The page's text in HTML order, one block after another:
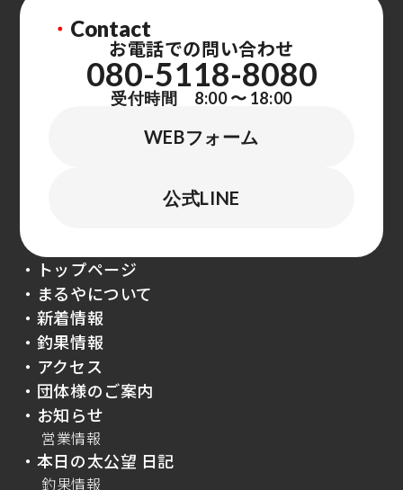
・ Contact
お電話での問い合わせ
080-5118-8080
受付時間 8:00 〜 18:00
WEBフォーム
公式LINE
・トップページ
・まるやについて
・新着情報
・釣果情報
・アクセス
・団体様のご案内
・お知らせ
営業情報
・本日の太公望 日記
釣果情報